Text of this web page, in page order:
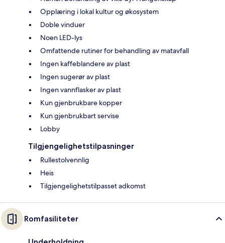
Opplæring i lokal kultur og økosystem
Doble vinduer
Noen LED-lys
Omfattende rutiner for behandling av matavfall
Ingen kaffeblandere av plast
Ingen sugerør av plast
Ingen vannflasker av plast
Kun gjenbrukbare kopper
Kun gjenbrukbart servise
Lobby
Tilgjengelighetstilpasninger
Rullestolvennlig
Heis
Tilgjengelighetstilpasset adkomst
Romfasiliteter